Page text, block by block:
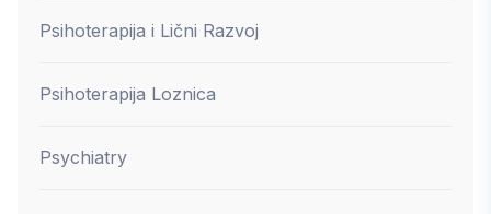
Psihoterapija i Lični Razvoj
Psihoterapija Loznica
Psychiatry